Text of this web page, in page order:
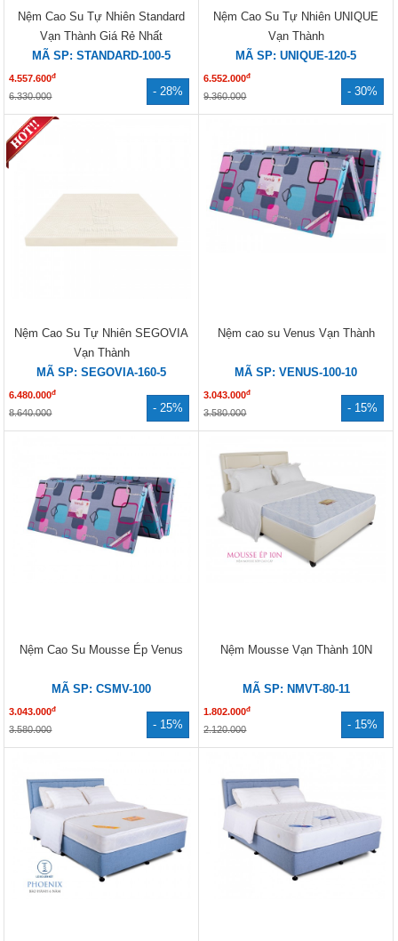
Thành ưu đãi để tri ân khách hàng.
Những Ưu Đãi Khi Mua
Nệm Cao Su
Vạn Thành
Nệm Vạn Thành Khuyến Mã
Giảm giá đặt biệt: 15%
Tặng 1 cặp gối nằm Vạn Thành cao su thiên nhiên 100% trị giá
Tặng 1 bộ ga (Drap) cao cấp Thắng Lợi trị giá 320.000 vnđ
Tặng 1 gối ôm gòn Hàn Quốc cao cấp.​
Nệm Vạn Thành Khuyến Mãi 2
- 28%
Nệm Cao Su Tự Nhiên Standard
Vạn Thành Giá Rẻ Nhất
MÃ SP: STANDARD-100-5
4.557.600đ
6.330.000 - 30%
Nệm Cao Su Tự Nhiên UNIQUE
Vạn Thành
MÃ SP: UNIQUE-120-5
6.552.000đ
9.360.000
- 25%
Nệm Cao Su Tự Nhiên SEGOVIA
Vạn Thành
MÃ SP: SEGOVIA-160-5
6.480.000đ
8.640.000 - 15%
Nệm cao su Venus Vạn Thành
MÃ SP: VENUS-100-10
3.043.000đ
3.580.000
- 15%
Nệm Cao Su Mousse Ép Venus
MÃ SP: CSMV-100
3.043.000đ
3.580.000 - 15%
Nệm Mousse Vạn Thành 10N
MÃ SP: NMVT-80-11
1.802.000đ
2.120.000